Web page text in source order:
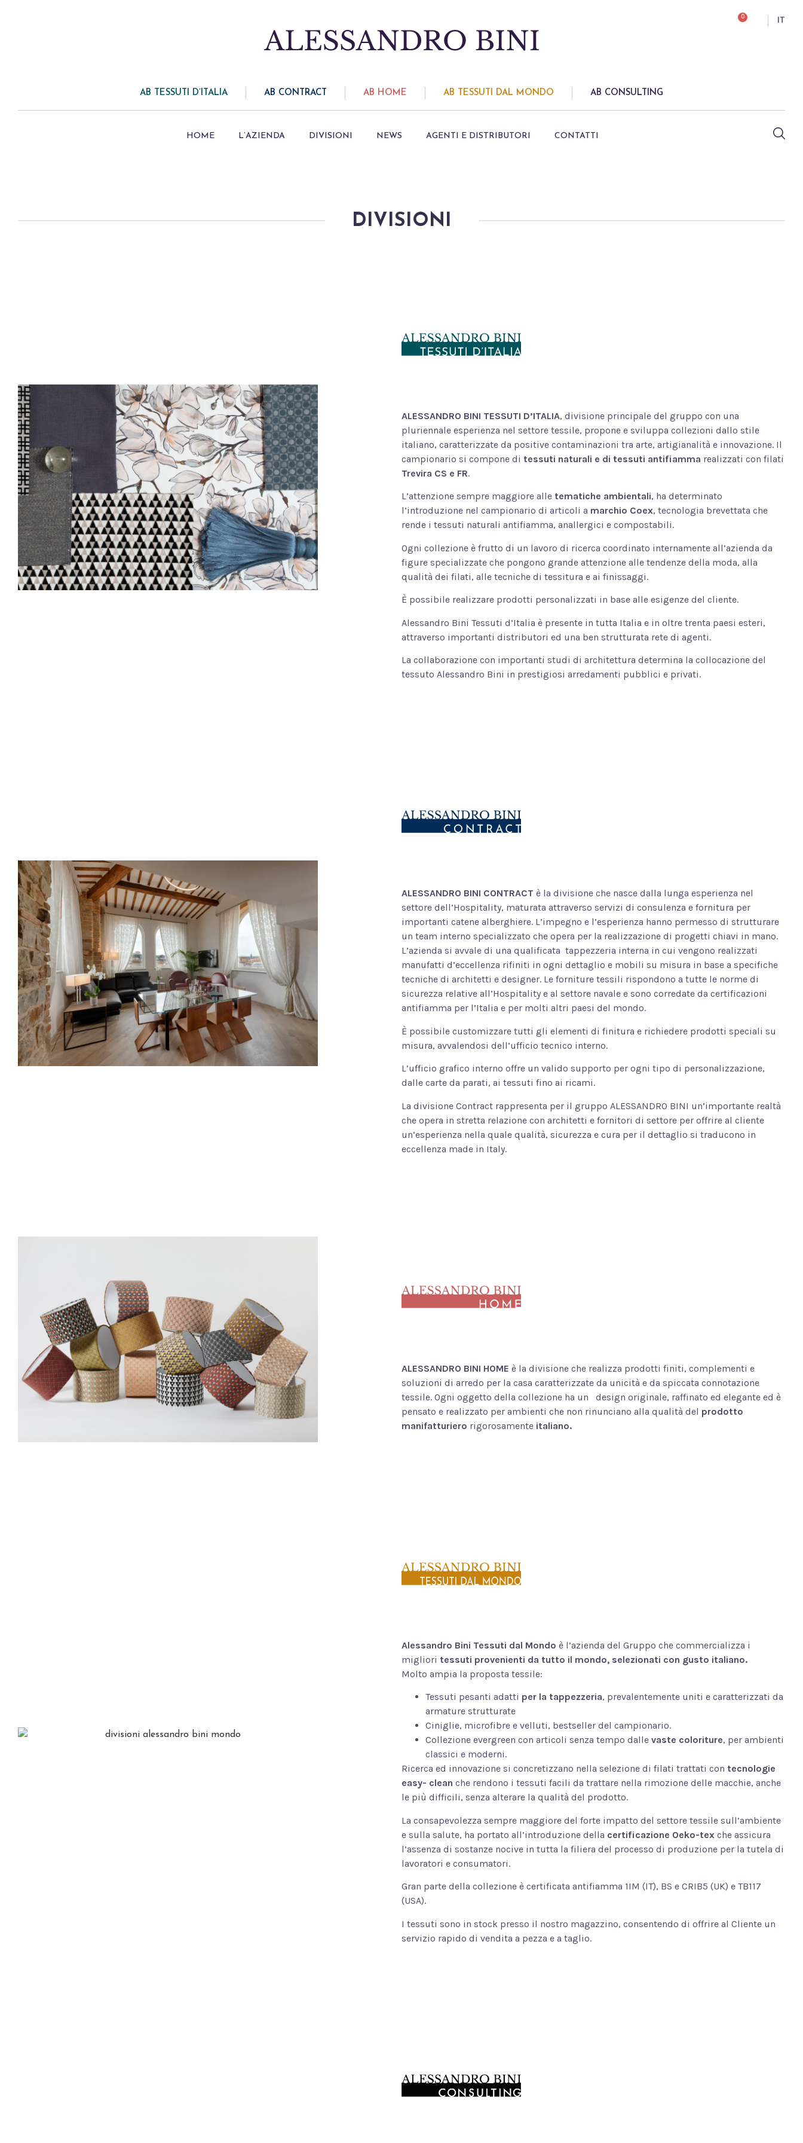
0 IT
AB TESSUTI D’ITALIA AB CONTRACT AB HOME AB TESSUTI DAL MONDO AB CONSULTING
HOME L’AZIENDA DIVISIONI NEWS AGENTI E DISTRIBUTORI CONTATTI
DIVISIONI
ALESSANDRO BINI TESSUTI D’ITALIA, divisione principale del gruppo con una
pluriennale esperienza nel settore tessile, propone e sviluppa collezioni dallo stile
italiano, caratterizzate da positive contaminazioni tra arte, artigianalità e innovazione. Il
campionario si compone di tessuti naturali e di tessuti antifiamma realizzati con filati
Trevira CS e FR.
L’attenzione sempre maggiore alle tematiche ambientali, ha determinato
l’introduzione nel campionario di articoli a marchio Coex, tecnologia brevettata che
rende i tessuti naturali antifiamma, anallergici e compostabili.
Ogni collezione è frutto di un lavoro di ricerca coordinato internamente all’azienda da
figure specializzate che pongono grande attenzione alle tendenze della moda, alla
qualità dei filati, alle tecniche di tessitura e ai finissaggi.
È possibile realizzare prodotti personalizzati in base alle esigenze del cliente.
Alessandro Bini Tessuti d’Italia è presente in tutta Italia e in oltre trenta paesi esteri,
attraverso importanti distributori ed una ben strutturata rete di agenti.
La collaborazione con importanti studi di architettura determina la collocazione del
tessuto Alessandro Bini in prestigiosi arredamenti pubblici e privati.
ALESSANDRO BINI CONTRACT è la divisione che nasce dalla lunga esperienza nel
settore dell’Hospitality, maturata attraverso servizi di consulenza e fornitura per
importanti catene alberghiere. L’impegno e l’esperienza hanno permesso di strutturare
un team interno specializzato che opera per la realizzazione di progetti chiavi in mano.
L’azienda si avvale di una qualificata tappezzeria interna in cui vengono realizzati
manufatti d’eccellenza rifiniti in ogni dettaglio e mobili su misura in base a specifiche
tecniche di architetti e designer. Le forniture tessili rispondono a tutte le norme di
sicurezza relative all’Hospitality e al settore navale e sono corredate da certificazioni
antifiamma per l’Italia e per molti altri paesi del mondo.
È possibile customizzare tutti gli elementi di finitura e richiedere prodotti speciali su
misura, avvalendosi dell’ufficio tecnico interno.
L’ufficio grafico interno offre un valido supporto per ogni tipo di personalizzazione,
dalle carte da parati, ai tessuti fino ai ricami.
La divisione Contract rappresenta per il gruppo ALESSANDRO BINI un’importante realtà
che opera in stretta relazione con architetti e fornitori di settore per offrire al cliente
un’esperienza nella quale qualità, sicurezza e cura per il dettaglio si traducono in
eccellenza made in Italy.
ALESSANDRO BINI HOME è la divisione che realizza prodotti finiti, complementi e
soluzioni di arredo per la casa caratterizzate da unicità e da spiccata connotazione
tessile. Ogni oggetto della collezione ha un
design originale, raffinato ed elegante ed è
pensato e realizzato per ambienti che non rinunciano alla qualità del prodotto
manifatturiero rigorosamente italiano.
Alessandro Bini Tessuti dal Mondo è l’azienda del Gruppo che commercializza i
migliori tessuti provenienti da tutto il mondo, selezionati con gusto italiano.
Molto ampia la proposta tessile:
Tessuti pesanti adatti per la tappezzeria, prevalentemente uniti e caratterizzati da
armature strutturate
Ciniglie, microfibre e velluti, bestseller del campionario.
Collezione evergreen con articoli senza tempo dalle vaste coloriture, per ambienti
classici e moderni.
Ricerca ed innovazione si concretizzano nella selezione di filati trattati con tecnologie
easy- clean che rendono i tessuti facili da trattare nella rimozione delle macchie, anche
le più difficili, senza alterare la qualità del prodotto.
La consapevolezza sempre maggiore del forte impatto del settore tessile sull’ambiente
e sulla salute, ha portato all’introduzione della certificazione Oeko-tex che assicura
l’assenza di sostanze nocive in tutta la filiera del processo di produzione per la tutela di
lavoratori e consumatori.
Gran parte della collezione è certificata antifiamma 1IM (IT), BS e CRIB5 (UK) e TB117
(USA).
I tessuti sono in stock presso il nostro magazzino, consentendo di offrire al Cliente un
servizio rapido di vendita a pezza e a taglio.